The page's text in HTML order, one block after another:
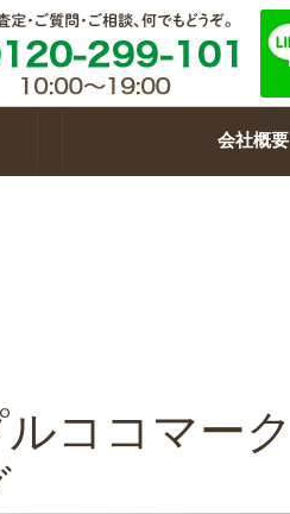
会社概要
ココマーク